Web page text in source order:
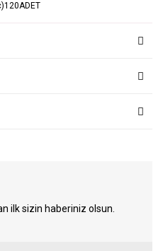
ilk sizin haberiniz olsun.